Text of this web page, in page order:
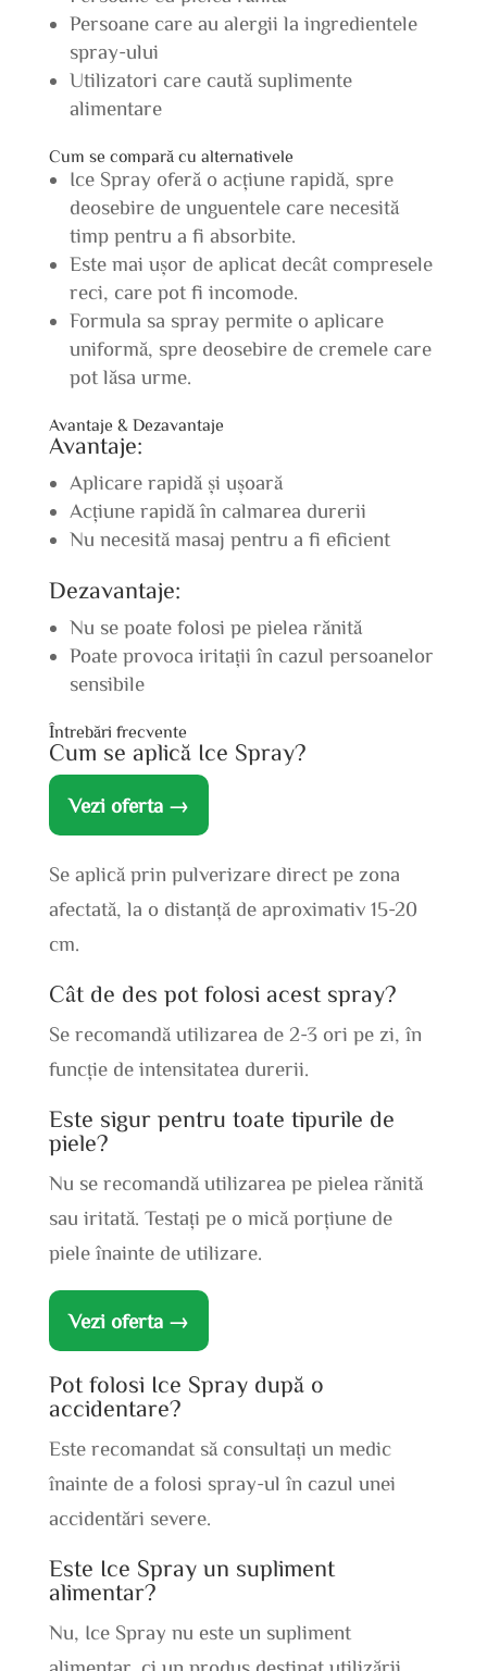
Persoane care au alergii la ingredientele
spray-ului
Utilizatori care caută suplimente
alimentare
Cum se compară cu alternativele
Ice Spray oferă o acțiune rapidă, spre
deosebire de unguentele care necesită
timp pentru a fi absorbite.
Este mai ușor de aplicat decât compresele
reci, care pot fi incomode.
Formula sa spray permite o aplicare
uniformă, spre deosebire de cremele care
pot lăsa urme.
Avantaje & Dezavantaje
Avantaje:
Aplicare rapidă și ușoară
Acțiune rapidă în calmarea durerii
Nu necesită masaj pentru a fi eficient
Dezavantaje:
Nu se poate folosi pe pielea rănită
Poate provoca iritații în cazul persoanelor
sensibile
Întrebări frecvente
Cum se aplică Ice Spray?
Vezi oferta →
Se aplică prin pulverizare direct pe zona
afectată, la o distanță de aproximativ 15-20
cm.
Cât de des pot folosi acest spray?
Se recomandă utilizarea de 2-3 ori pe zi, în
funcție de intensitatea durerii.
Este sigur pentru toate tipurile de
piele?
Nu se recomandă utilizarea pe pielea rănită
sau iritată. Testați pe o mică porțiune de
piele înainte de utilizare.
Vezi oferta →
Pot folosi Ice Spray după o
accidentare?
Este recomandat să consultați un medic
înainte de a folosi spray-ul în cazul unei
accidentări severe.
Este Ice Spray un supliment
alimentar?
Nu, Ice Spray nu este un supliment
alimentar, ci un produs destinat utilizării